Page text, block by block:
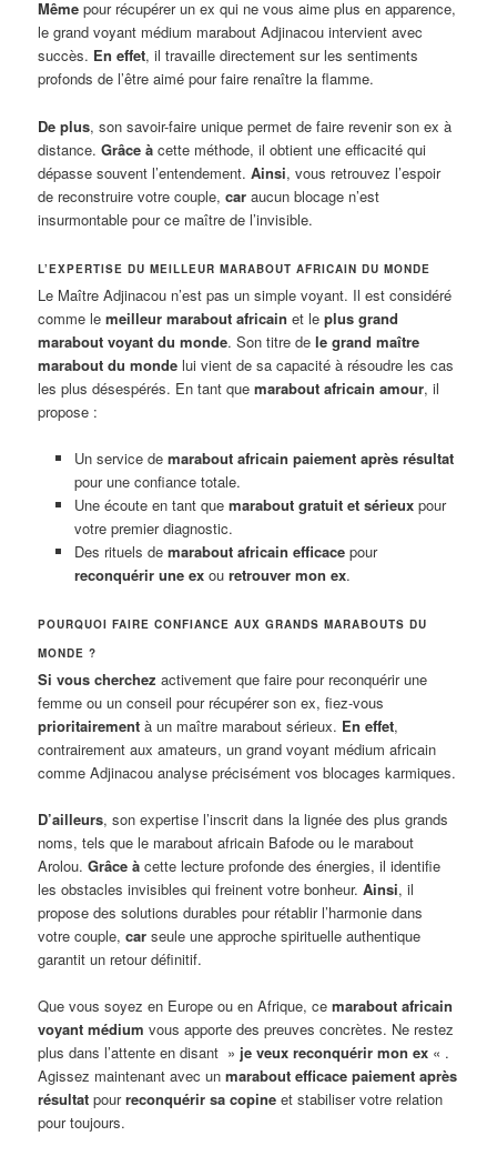
Même pour récupérer un ex qui ne vous aime plus en apparence,
le grand voyant médium marabout Adjinacou intervient avec
succès. En effet, il travaille directement sur les sentiments
profonds de l’être aimé pour faire renaître la flamme.
De plus, son savoir-faire unique permet de faire revenir son ex à
distance.Grâce à cette méthode, il obtient une efficacité qui
dépasse souvent l’entendement.Ainsi, vous retrouvez l’espoir
de reconstruire votre couple,car aucun blocage n’est
insurmontable pour ce maître de l’invisible.
L’EXPERTISE DU MEILLEUR MARABOUT AFRICAIN DU MONDE
Le Maître Adjinacou n’est pas un simple voyant. Il est considéré
comme lemeilleur marabout africain et leplus grand
marabout voyant du monde. Son titre dele grand maître
marabout du monde lui vient de sa capacité à résoudre les cas
les plus désespérés. En tant quemarabout africain amour, il
propose :
Un service de marabout africain paiement après résultat
pour une confiance totale.
Une écoute en tant que marabout gratuit et sérieuxpour
votre premier diagnostic.
Des rituels de marabout africain efficacepour
reconquérir une exou retrouver mon ex.
POURQUOI FAIRE CONFIANCE AUX GRANDS MARABOUTS DU
MONDE ?
Si vous cherchez activement que faire pour reconquérir une
femme ou un conseil pour récupérer son ex, fiez-vous
prioritairement à un maître marabout sérieux. En effet,
contrairement aux amateurs, un grand voyant médium africain
comme Adjinacou analyse précisément vos blocages karmiques.
D’ailleurs, son expertise l’inscrit dans la lignée des plus grands
noms, tels que le marabout africain Bafode ou le marabout
Arolou.Grâce à cette lecture profonde des énergies, il identifie
les obstacles invisibles qui freinent votre bonheur.Ainsi, il
propose des solutions durables pour rétablir l’harmonie dans
votre couple,car seule une approche spirituelle authentique
garantit un retour définitif.
Que vous soyez en Europe ou en Afrique, cemarabout africain
voyant médium vous apporte des preuves concrètes. Ne restez
plus dans l’attente en disant » je veux reconquérir mon ex « .
Agissez maintenant avec unmarabout efficace paiement après
résultat pourreconquérir sa copine et stabiliser votre relation
pour toujours.